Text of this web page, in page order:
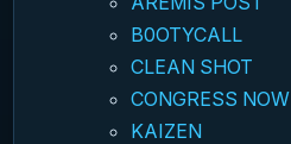
B0OTYCALL
CLEAN SHOT
CONGRESS NOW
KAIZEN